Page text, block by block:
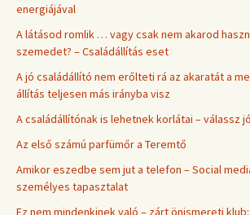
energiájával
A látásod romlik … vagy csak nem akarod
szemedet? – Családállítás eset
A jó családállító nem erőlteti rá az akaratát a
állítás teljesen más irányba visz
A családállítónak is lehetnek korlátai – válassz
Az első számú parfümőr a Teremtő
Amikor eszedbe sem jut a telefon – Social
személyes tapasztalat
Ez nem mindenkinek való – zárt önismereti